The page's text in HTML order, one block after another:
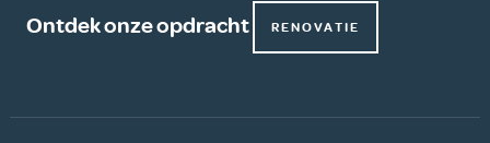
Ontdek onze opdracht RENOVATIE